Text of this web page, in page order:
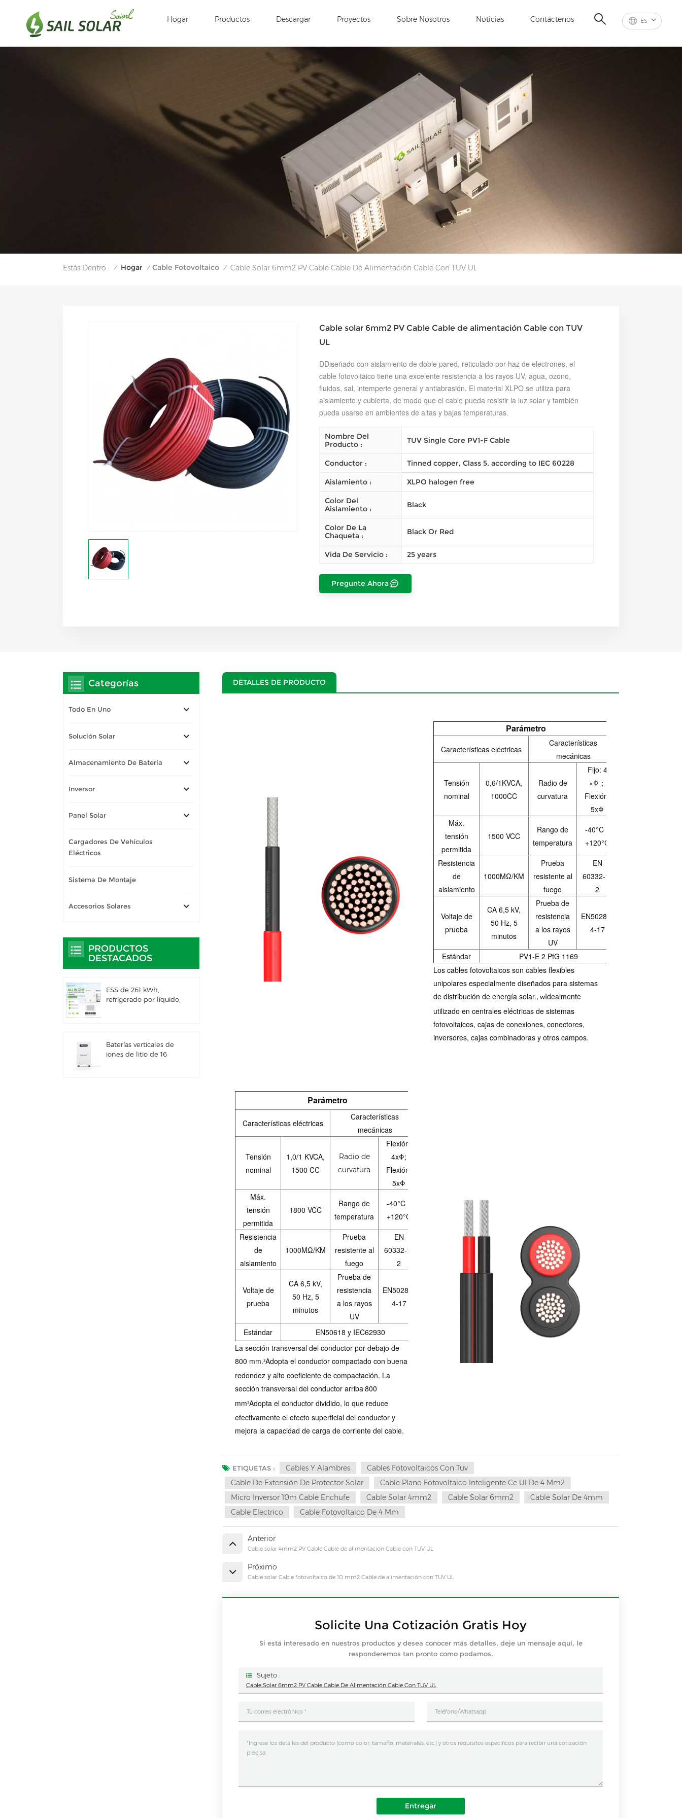
ES
Hogar Productos Descargar Proyectos Sobre Nosotros Noticias Contáctenos
Estás Dentro : / Hogar / Cable Fotovoltaico / Cable Solar 6mm2 PV Cable Cable De Alimentación Cable Con TUV UL
Cable solar 6mm2 PV Cable Cable de alimentación Cable con TUV
UL
DDiseñado con aislamiento de doble pared, reticulado por haz de electrones, el
cable fotovoltaico tiene una excelente resistencia a los rayos UV, agua, ozono,
fluidos, sal, intemperie general y antiabrasión. El material XLPO se utiliza para
aislamiento y cubierta, de modo que el cable pueda resistir la luz solar y también
pueda usarse en ambientes de altas y bajas temperaturas.
Nombre Del
Producto :
TUV Single Core PV1-F Cable
Conductor : Tinned copper, Class 5, according to IEC 60228
Aislamiento : XLPO halogen free
Color Del
Aislamiento :
Black
Color De La
Chaqueta :
Black Or Red
Vida De Servicio : 25 years
Pregunte Ahora
DETALLES DE PRODUCTO
Parámetro
Características eléctricas
Características
mecánicas
Tensión
nominal
0,6/1KVCA,
1000CC
Radio de
curvatura
Fijo: 4
×Φ；
Flexión:
5xΦ
Máx.
tensión
permitida
1500 VCC
Rango de
temperatura
-40°C ~
+120°C
Resistencia
de
aislamiento
1000ΜΩ/KM
Prueba
resistente al
fuego
EN
60332-1-
2
Voltaje de
prueba
CA 6,5 kV,
50 Hz, 5
minutos
Prueba de
resistencia
a los rayos
UV
EN50289-
4-17
Estándar
PV1-E 2 PfG 1169
Los cables fotovoltaicos son cables flexibles
unipolares especialmente diseñados para sistemas
de distribución de energía solar., wIdealmente
utilizado en centrales eléctricas de sistemas
fotovoltaicos, cajas de conexiones, conectores,
inversores, cajas combinadoras y otros campos.
Parámetro
Características eléctricas
Características
mecánicas
Tensión
nominal
1,0/1 KVCA,
1500 CC
Radio de
curvatura
Flexión:
4xΦ;
Flexión:
5xΦ
Máx.
tensión
permitida
1800 VCC
Rango de
temperatura
-40°C ~
+120°C
Resistencia
de
aislamiento
1000ΜΩ/KM
Prueba
resistente al
fuego
EN
60332-1-
2
Voltaje de
prueba
CA 6,5 kV,
50 Hz, 5
minutos
Prueba de
resistencia
a los rayos
UV
EN50289-
4-17
Estándar
EN50618 y IEC62930
La sección transversal del conductor por debajo de
800 mm.²Adopta el conductor compactado con buena
redondez y alto coeficiente de compactación. La
sección transversal del conductor arriba 800
mm²Adopta el conductor dividido, lo que reduce
efectivamente el efecto superficial del conductor y
mejora la capacidad de carga de corriente del cable.
ETIQUETAS : Cables Y Alambres
Cables Fotovoltaicos Con Tuv
Cable De Extensión De Protector Solar
Cable Plano Fotovoltaico Inteligente Ce Ul De 4 Mm2
Micro Inversor 10m Cable Enchufe
Cable Solar 4mm2 Cable Solar 6mm2
Cable Solar De 4mm
Cable Electrico
Cable Fotovoltaico De 4 Mm
Anterior
Cable solar 4mm2 PV Cable Cable de alimentación Cable con TUV UL
Próximo
Cable solar Cable fotovoltaico de 10 mm2 Cable de alimentación con TUV UL
Solicite Una Cotización Gratis Hoy
Si está interesado en nuestros productos y desea conocer más detalles, deje un mensaje aquí, le
responderemos tan pronto como podamos.
Sujeto :
Cable Solar 6mm2 PV Cable Cable De Alimentación Cable Con TUV UL
Entregar
Categorías
Todo En Uno
Solución Solar
Almacenamiento De Batería
Inversor
Panel Solar
Cargadores De Vehículos
Eléctricos
Sistema De Montaje
Accesorios Solares
PRODUCTOS
DESTACADOS
ESS de 261 kWh,
refrigerado por líquido,
Baterías verticales de
iones de litio de 16